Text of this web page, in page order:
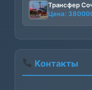
Трансфер
Цена:
Контакты